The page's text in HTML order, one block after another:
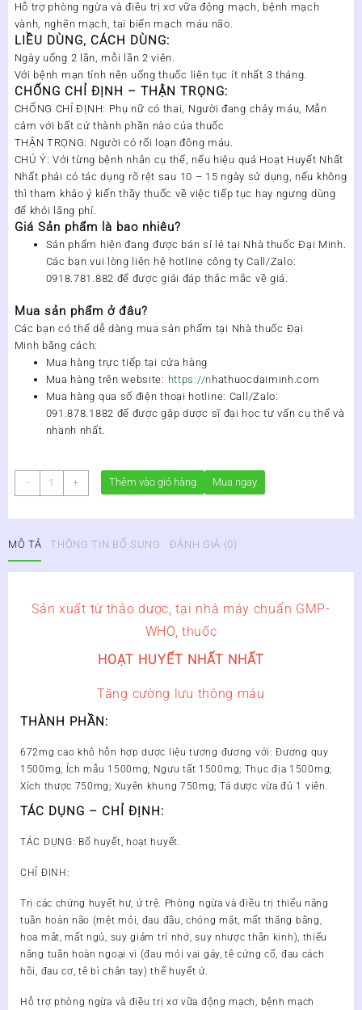
Hỗ trợ phòng ngừa và điều trị xơ vữa động mạch, bệnh mạch
vành, nghẽn mạch, tai biến mạch máu não.
LIỀU DÙNG, CÁCH DÙNG:
Ngày uống 2 lần, mỗi lần 2 viên.
Với bệnh mạn tính nên uống thuốc liên tục ít nhất 3 tháng.
CHỐNG CHỈ ĐỊNH – THẬN TRỌNG:
CHỐNG CHỈ ĐỊNH: Phụ nữ có thai, Người đang chảy máu, Mẫn
cảm với bất cứ thành phần nào của thuốc
THẬN TRỌNG: Người có rối loạn đông máu.
CHÚ Ý: Với từng bệnh nhân cụ thể, nếu hiệu quả Hoạt Huyết Nhất
Nhất phải có tác dụng rõ rệt sau 10 – 15 ngày sử dụng, nếu không
thì tham khảo ý kiến thầy thuốc về việc tiếp tục hay ngưng dùng
để khỏi lãng phí.
Giá Sản phẩm là bao nhiêu?
Sản phẩm hiện đang được bán sỉ lẻ tại Nhà thuốc Đại Minh.
Các bạn vui lòng liên hệ hotline công tyCall/Zalo:
0918.781.882 để được giải đáp thắc mắc về giá.
Mua sản phẩm ở đâu?
Các bạn có thể dễ dàng muasản phẩm tại Nhà thuốc Đại
Minh bằng cách:
Mua hàng trực tiếp tại cửa hàng
Mua hàng trên website: https://nhathuocdaiminh.com
Mua hàng qua số điện thoại hotline: Call/Zalo:
091.878.1882 để được gặp dược sĩ đại học tư vấn cụ thể và
nhanh nhất.
-
HOẠT
HUYẾT
số
lượng
+ Thêm vào giỏ hàng Mua ngay
MÔ TẢ THÔNG TIN BỔ SUNG ĐÁNH GIÁ (0)
Sản xuất từ thảo dược, tại nhà máy chuẩn GMP-
WHO, thuốc
HOẠT HUYẾT NHẤT NHẤT
Tăng cường lưu thông máu
THÀNH PHẦN:
672mg cao khô hỗn hợp dược liệu tương đương với: Đương quy
1500mg; Ích mẫu 1500mg; Ngưu tất 1500mg; Thục địa 1500mg;
Xích thược 750mg; Xuyên khung 750mg; Tá dược vừa đủ 1 viên.
TÁC DỤNG – CHỈ ĐỊNH:
TÁC DỤNG: Bổ huyết, hoạt huyết.
CHỈ ĐỊNH:
Trị các chứng huyết hư, ứ trệ. Phòng ngừa và điều trị thiểu năng
tuần hoàn não (mệt mỏi, đau đầu, chóng mặt, mất thăng bằng,
hoa mắt, mất ngủ, suy giảm trí nhớ, suy nhược thần kinh), thiểu
năng tuần hoàn ngoại vi (đau mỏi vai gáy, tê cứng cổ, đau cách
hồi, đau cơ, tê bì chân tay) thể huyết ứ.
Hỗ trợ phòng ngừa và điều trị xơ vữa động mạch, bệnh mạch